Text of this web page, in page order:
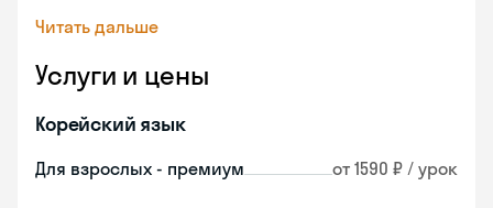
Читать дальше
Услуги и цены
Корейский язык
Для взрослых - премиум от 1590 ₽ / урок